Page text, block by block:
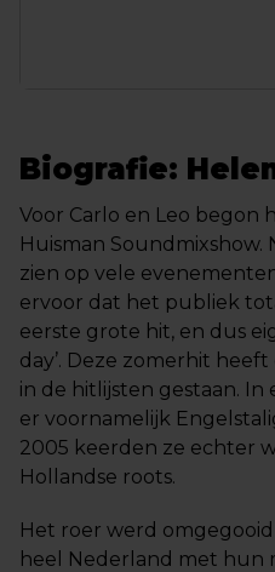
Biografie:
Voor Carlo en Leo begon
Huisman Soundmixshow.
zien op vele
ervoor dat het publiek
eerste grote hit, en dus
day’. Deze zomerhit
in de hitlijsten gestaan.
er voornamelijk
2005 keerden ze echter
Hollandse roots.
Het roer werd
heel Nederland met hun